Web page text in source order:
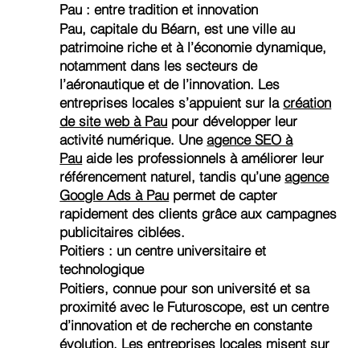
Pau : entre tradition et innovation
Pau, capitale du Béarn, est une ville au
patrimoine riche et à l’économie dynamique,
notamment dans les secteurs de
l’aéronautique et de l’innovation. Les
entreprises locales s’appuient sur lacréation
de site web à Pau pour développer leur
activité numérique. Uneagence SEO à
Pau aide les professionnels à améliorer leur
référencement naturel, tandis qu’uneagence
Google Ads à Pau permet de capter
rapidement des clients grâce aux campagnes
publicitaires ciblées.
Poitiers : un centre universitaire et
technologique
Poitiers, connue pour son université et sa
proximité avec le Futuroscope, est un centre
d’innovation et de recherche en constante
évolution. Les entreprises locales misent sur